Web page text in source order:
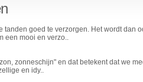
tanden goed te verzorgen. Het wordt dan
een mooi en verzo..
zonneschijn" en dat betekent dat we
en idy..